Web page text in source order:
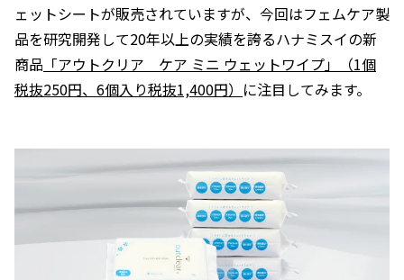
ェットシートが販売されていますが、今回はフェムケア製
品を研究開発して20年以上の実績を誇るハナミスイの新
商品 「アウトクリア ケア ミニ ウェットワイプ」（1個
税抜250円、6個入り税抜1,400円） に注目してみます。